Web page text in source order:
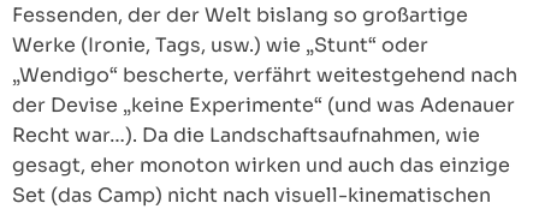
Fessenden, der der Welt bislang so großartige
Werke (Ironie, Tags, usw.) wie „Stunt“ oder
„Wendigo“ bescherte, verfährt weitestgehend nach
der Devise „keine Experimente“ (und was Adenauer
Recht war…). Da die Landschaftsaufnahmen, wie
gesagt, eher monoton wirken und auch das einzige
Set (das Camp) nicht nach visuell-kinematischen